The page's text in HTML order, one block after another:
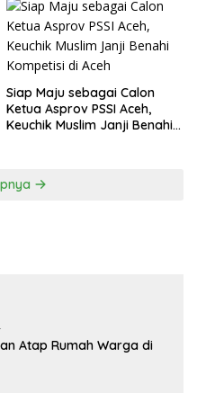
Siap Maju sebagai Calon
Ketua Asprov PSSI Aceh,
Keuchik Muslim Janji Benahi
Atap Rumah Warga di